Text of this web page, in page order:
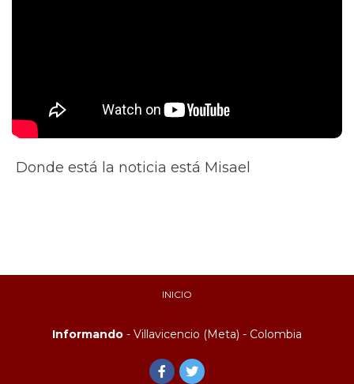
Donde está la noticia está Misael
INICIO
Informando - Villavicencio (Meta) - Colombia